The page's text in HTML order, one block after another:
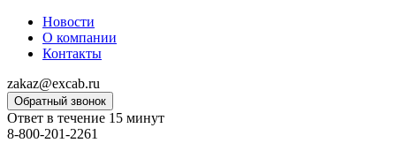
Новости
О компании
Контакты
zakaz@excab.ru
Обратный звонок
Ответ в течение 15 минут
8-800-201-2261